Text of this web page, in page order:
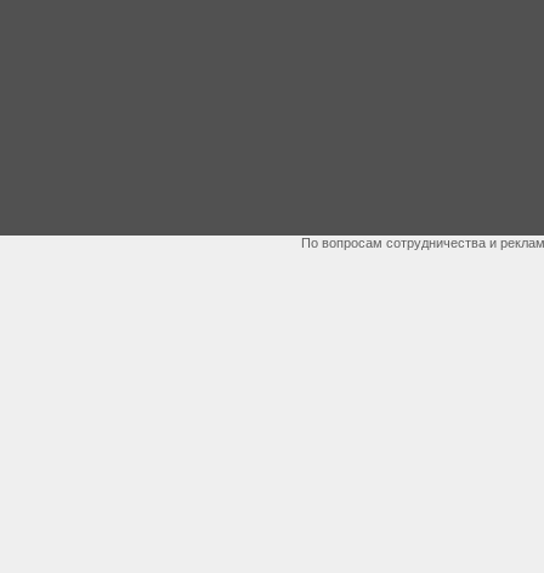
По вопросам сотрудничества и